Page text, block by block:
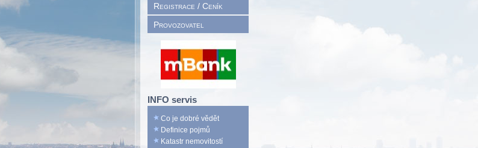
Registrace / Ceník
Provozovatel
INFO servis
Co je dobré vědět
Definice pojmů
Katastr nemovitostí